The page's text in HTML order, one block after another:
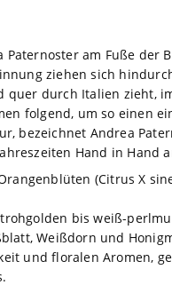
am Fuße
ziehen sich
durch Italien zieht,
folgend, um so einen
bezeichnet Andrea
Hand in Hand
(Citrus X
bis weiß-
Weißdorn und
und floralen Aromen,